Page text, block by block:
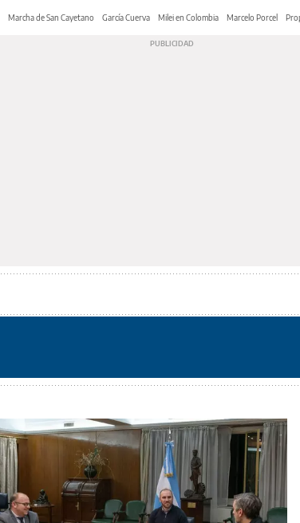
Marcha de San Cayetano García Cuerva Milei en Colombia Marcelo Porcel